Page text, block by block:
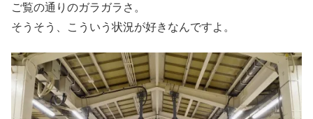
ご覧の通りのガラガラさ。
そうそう、こういう状況が好きなんですよ。